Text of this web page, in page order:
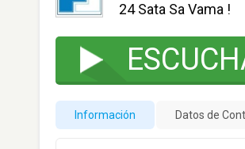
24 Sata Sa Vama !
Información Datos de